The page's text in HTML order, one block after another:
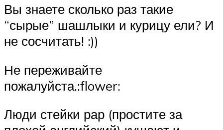
Вы знаете сколько раз такие
“сырые” шашлыки и курицу ели? И
не сосчитать! :))
Не переживайте
пожалуйста.:flower:
Люди стейки рар (простите за